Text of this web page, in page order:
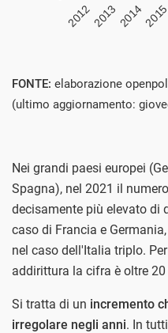
FONTE: elaborazione
(ultimo aggiornamento:
Nei grandi paesi europei
Spagna), nel 2021 il
decisamente più elevato di
caso di Francia e
nel caso dell'Italia triplo.
addirittura la cifra è oltre
Si tratta di un incremento
irregolare negli anni. In